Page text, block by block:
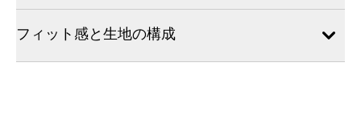
フィット感と生地の構成